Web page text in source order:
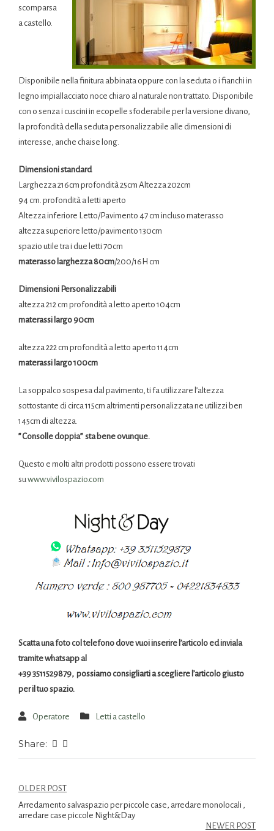
scomparsa
a castello.
Disponibile nella finitura abbinata oppure con la seduta o i fianchi in
legno impiallacciato noce chiaro al naturale non trattato. Disponibile
con o senza i cuscini in ecopelle sfoderabile per la versione divano,
la profondità della seduta personalizzabile alle dimensioni di
interesse, anche chaise long.
Dimensioni standard
Larghezza 216cm profondità 25cm Altezza 202cm
94 cm. profondità a letti aperto
Altezza inferiore Letto/Pavimento 47 cm incluso materasso
altezza superiore letto/pavimento 130cm
spazio utile tra i due letti 70cm
materasso larghezza 80cm/200/16H cm
Dimensioni Personalizzabili
altezza 212 cm profondità a letto aperto 104cm
materassi largo 90cm
altezza 222 cm profondità a letto aperto 114cm
materassi largo 100cm
Lasoppalco sospesa dal pavimento, ti fa utilizzare l’altezza
sottostante di circa 115cm altrimenti personalizzata ne utilizzi ben
145cm di altezza.
” Consolle doppia” sta bene ovunque.
Questo e molti altri prodotti possono essere trovati
suwww.vivilospazio.com
Scatta una foto col telefono dove vuoi inserire l’articolo ed inviala
tramite whatsapp al
+39 3511529879, possiamo consigliarti a scegliere l’articolo giusto
per il tuo spazio.
Operatore Letti a castello
Share:
OLDER POST
Arredamento salvaspazio per piccole case, arredare monolocali ,
arredare case piccole Night&Day
NEWER POST